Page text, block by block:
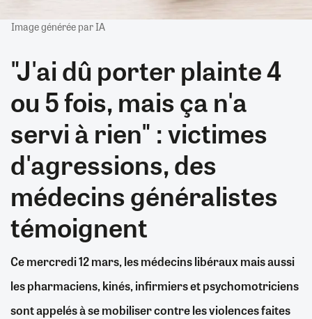
Image générée par IA
"J'ai dû porter plainte 4
ou 5 fois, mais ça n'a
servi à rien" : victimes
d'agressions, des
médecins généralistes
témoignent
Ce mercredi 12 mars, les médecins libéraux mais aussi
les pharmaciens, kinés, infirmiers et psychomotriciens
sont appelés à se mobiliser contre les violences faites